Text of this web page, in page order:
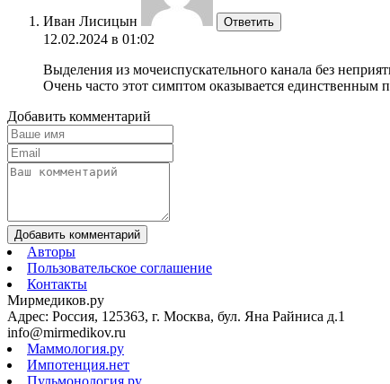
Иван Лисицын Ответить
12.02.2024 в 01:02
Выделения из мочеиспускательного канала без
Очень часто этот симптом оказывается единственным
Добавить комментарий
Добавить комментарий
Авторы
Пользовательское соглашение
Контакты
Мирмедиков.ру
Адрес: Россия, 125363, г. Москва, бул. Яна Райниса д.1
info@mirmedikov.ru
Маммология.ру
Импотенция.нет
Пульмонология.ру